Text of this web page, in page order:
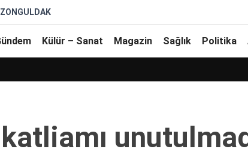
ZONGULDAK
Külür – Sanat Magazin Sağlık Politika
katliamı